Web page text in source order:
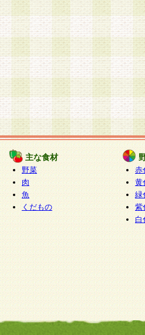
主な食材
野菜
肉
魚
くだもの
赤
黄
緑
紫
白